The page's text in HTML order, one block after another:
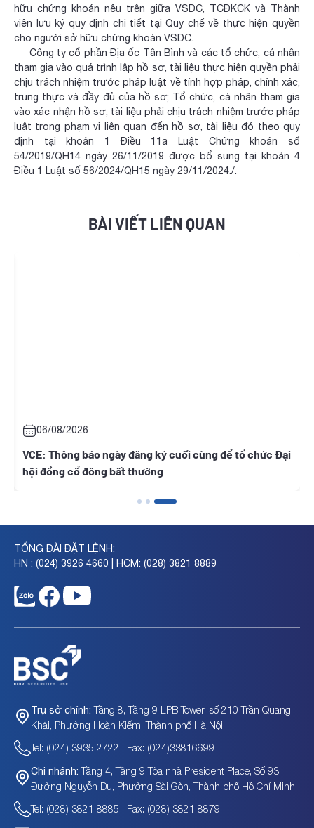
hữu chứng khoán nêu trên giữa VSDC, TCĐKCK và Thành
viên lưu ký quy định chi tiết tại Quy chế về thực hiện quyền
cho người sở hữu chứng khoán VSDC.
Công ty cổ phần Địa ốc Tân Bình và các tổ chức, cá nhân
tham gia vào quá trình lập hồ sơ, tài liệu thực hiện quyền phải
chịu trách nhiệm trước pháp luật về tính hợp pháp, chính xác,
trung thực và đầy đủ của hồ sơ; Tổ chức, cá nhân tham gia
vào xác nhận hồ sơ, tài liệu phải chịu trách nhiệm trước pháp
luật trong phạm vi liên quan đến hồ sơ, tài liệu đó theo quy
định tại khoản 1 Điều 11a Luật Chứng khoán số
54/2019/QH14 ngày 26/11/2019 được bổ sung tại khoản 4
Điều 1 Luật số 56/2024/QH15 ngày 29/11/2024./.
BÀI VIẾT LIÊN QUAN
06/08/2026
VCE: Thông báo ngày đăng ký cuối cùng để tổ chức Đại
hội đồng cổ đông bất thường
TỔNG ĐÀI ĐẶT LỆNH:
HN : (024) 3926 4660 | HCM: (028) 3821 8889
Trụ sở chính: Tầng 8, Tầng 9 LPB Tower, số 210 Trần Quang
Khải, Phường Hoàn Kiếm, Thành phố Hà Nội
Tel: (024) 3935 2722 | Fax: (024)33816699
Chi nhánh: Tầng 4, Tầng 9 Tòa nhà President Place, Số 93
Đường Nguyễn Du, Phường Sài Gòn, Thành phố Hồ Chí Minh
Tel: (028) 3821 8885 | Fax: (028) 3821 8879